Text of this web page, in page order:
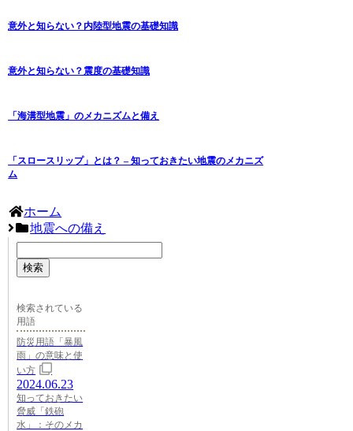
意外と知らない？内陸型地震の基礎知識
意外と知らない？震度の基礎知識
「海溝型地震」のメカニズムと備え
「スロースリップ」とは？ – 知っておきたい地震のメカニズ
ム
ホーム
地震への備え
検索
検索されている
用語
防災用語「暴風
雨」の意味と使
い方
2024.06.23
知っておきたい
脅威「鉄砲
水」：そのメカ